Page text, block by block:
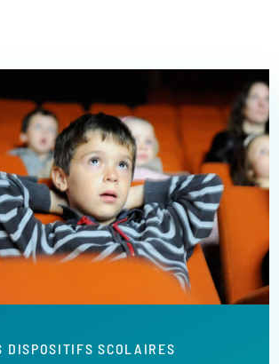
DISPOSITIFS SCOLAIRES